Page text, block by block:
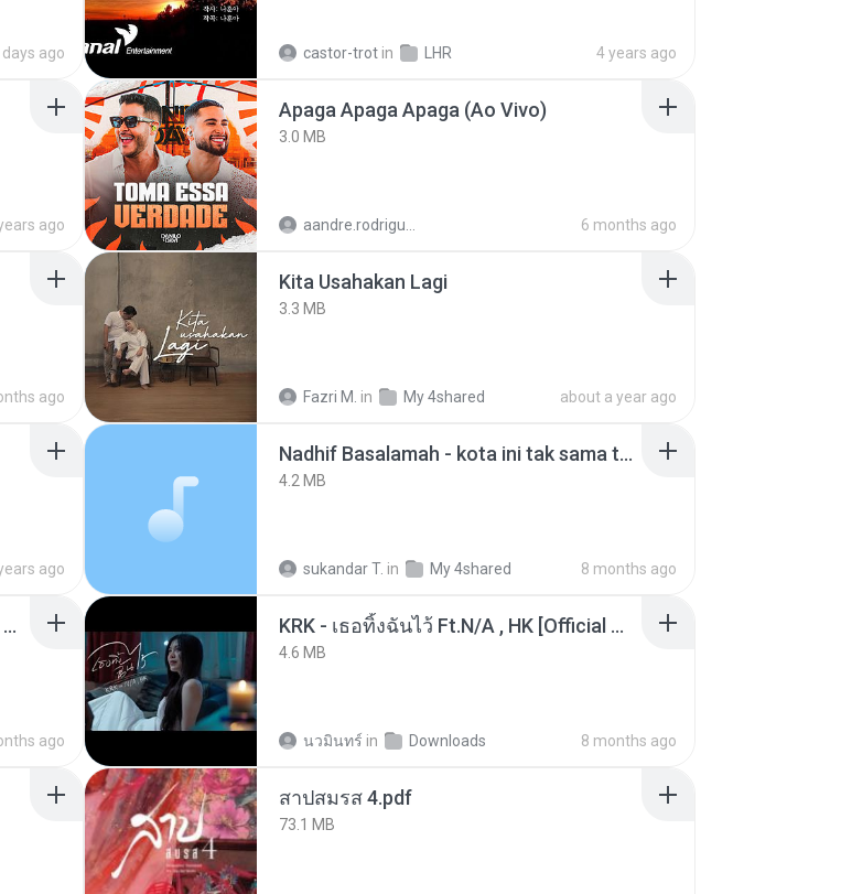
days ago castor-trot in LHR 4 years ago
ago
Apaga Apaga Apaga (Ao Vivo)
3.0 MB
6 months ago
ago
Kita Usahakan Lagi
3.3 MB
Fazri M. in My 4shared about a year ago
ago
Nadhif Basalamah - kota ini tak sama tanpamu (Official Lyric Video).mp3
4.2 MB
sukandar T. in My 4shared 8 months ago
ไม่มีใครรู้ตัวเรา– UNHEARD MUSIC 🖤| Official Lyric Video | เพลงสู้ชีวิต
ago
KRK - เธอทิ้งฉันไว้ Ft.N/A , HK [Official MV]
4.6 MB
นวมินทร์ in Downloads 8 months ago
สาปสมรส 4.pdf
73.1 MB